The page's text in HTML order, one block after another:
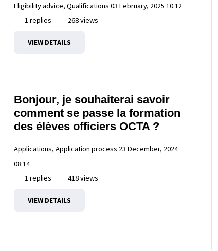
Eligibility advice, Qualifications 03 February, 2025 10:12
1 replies
268 views
VIEW DETAILS
Bonjour, je souhaiterai savoir
comment se passe la formation
des élèves officiers OCTA ?
Applications, Application process 23 December, 2024
08:14
1 replies
418 views
VIEW DETAILS